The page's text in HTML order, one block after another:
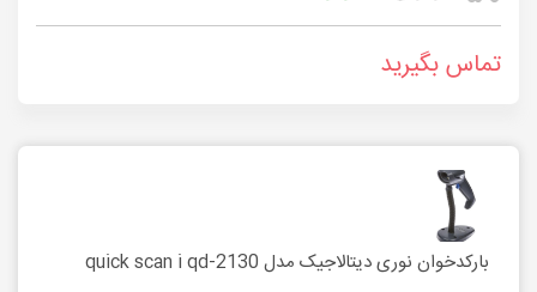
تماس بگیرید
بارکدخوان نوری دیتالاجیک مدل quick scan i qd-2130